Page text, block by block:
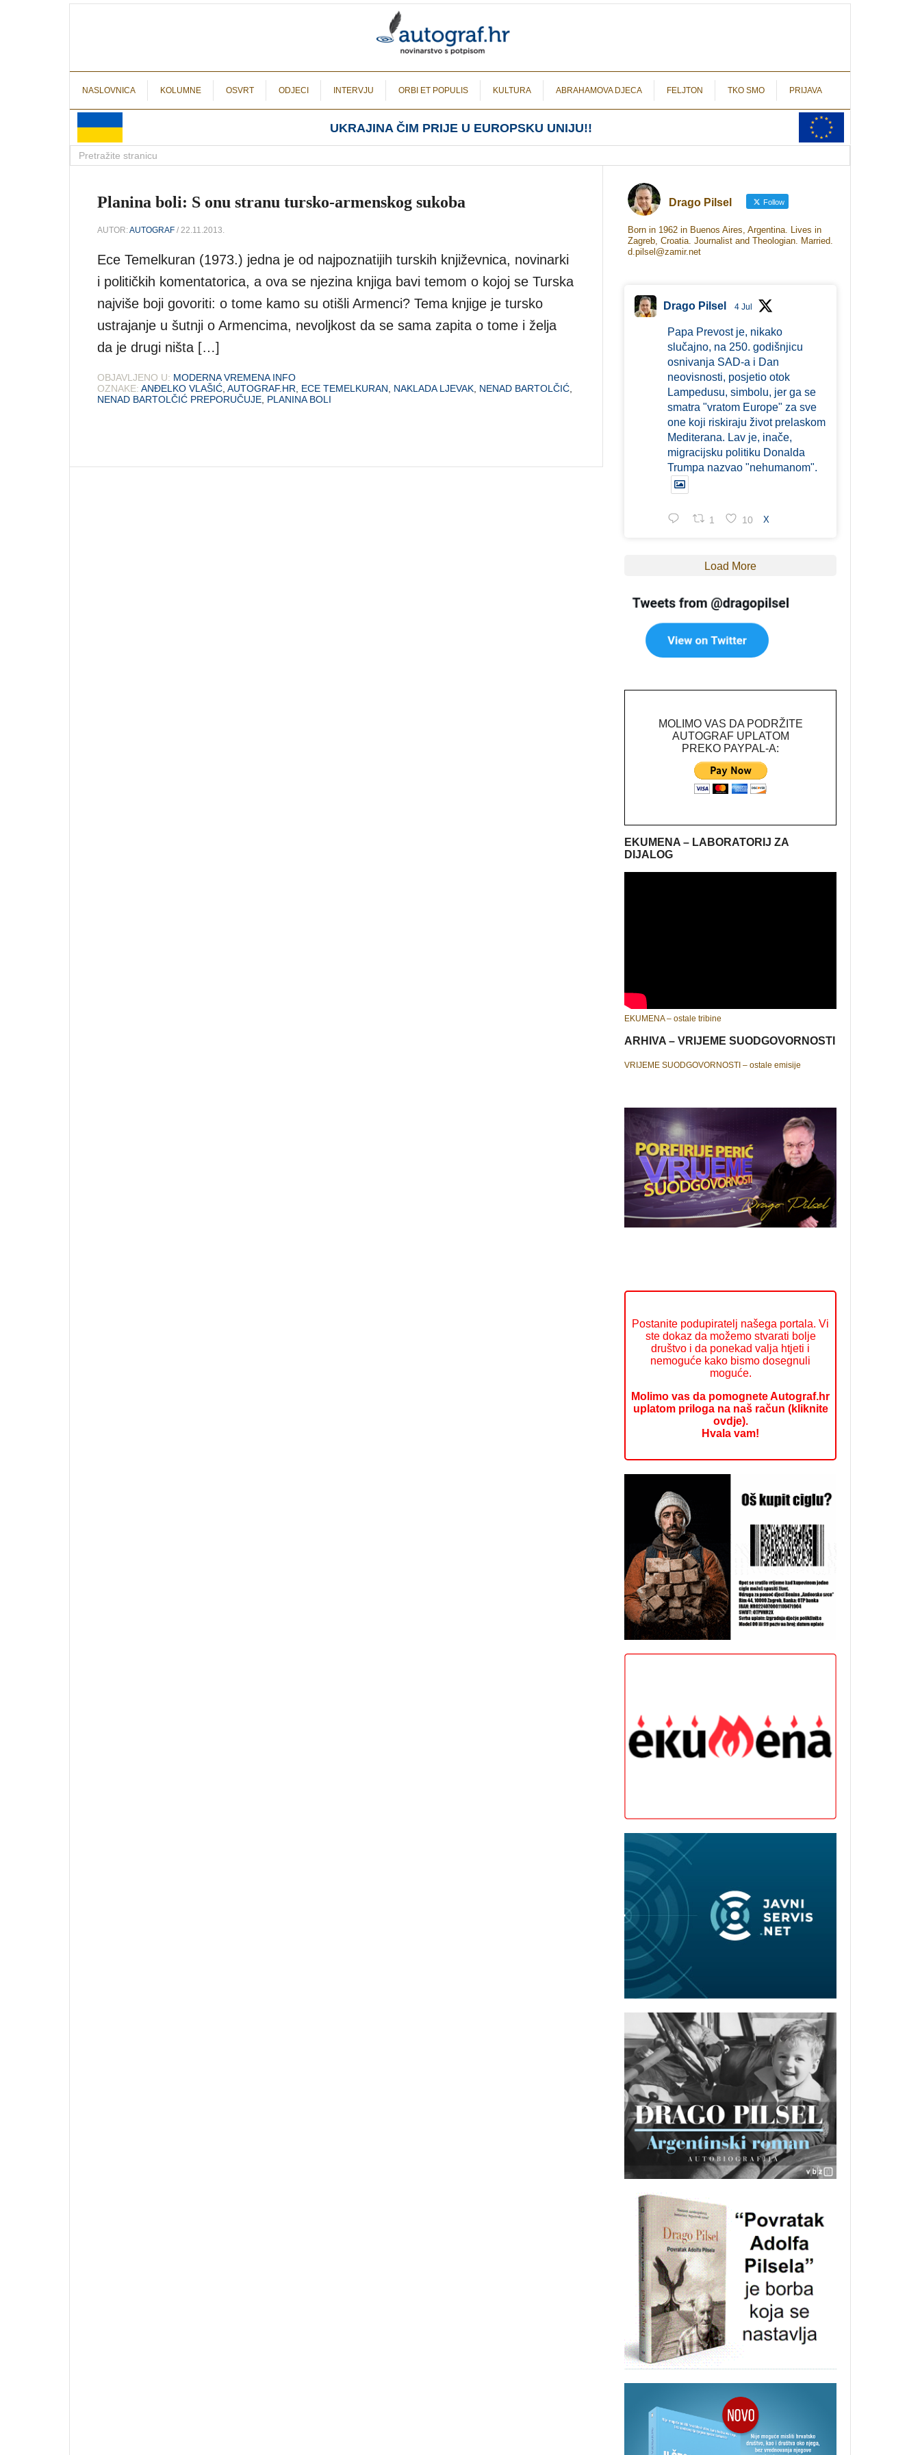
NASLOVNICA KOLUMNE OSVRT ODJECI INTERVJU ORBI ET POPULIS KULTURA ABRAHAMOVA DJECA FELJTON TKO SMO PRIJAVA
UKRAJINA ČIM PRIJE U EUROPSKU UNIJU!!
Planina boli: S onu stranu tursko-armenskog sukoba
AUTOR:AUTOGRAF / 22.11.2013.
Ece Temelkuran (1973.) jedna je od najpoznatijih turskih književnica, novinarki
i političkih komentatorica, a ova se njezina knjiga bavi temom o kojoj se Turska
najviše boji govoriti: o tome kamo su otišli Armenci? Tema knjige je tursko
ustrajanje u šutnji o Armencima, nevoljkost da se sama zapita o tome i želja
da je drugi ništa […]
OBJAVLJENO U: MODERNA VREMENA INFO
OZNAKE: ANĐELKO VLAŠIĆ AUTOGRAF.HR ECE TEMELKURAN NAKLADA LJEVAK NENAD BARTOLČIĆ
NENAD BARTOLČIĆ PREPORUČUJE PLANINA BOLI
Drago Pilsel Follow
Born in 1962 in Buenos Aires, Argentina. Lives in
Zagreb, Croatia. Journalist and Theologian. Married.
d.pilsel@zamir.net
Drago Pilsel 4 Jul
Papa Prevost je, nikako
slučajno, na 250. godišnjicu
osnivanja SAD-a i Dan
neovisnosti, posjetio otok
Lampedusu, simbolu, jer ga se
smatra "vratom Europe" za sve
one koji riskiraju život prelaskom
Mediterana. Lav je, inače,
migracijsku politiku Donalda
Trumpa nazvao "nehumanom".
1 10 X
Load More
MOLIMO VAS DA PODRŽITE
AUTOGRAF UPLATOM
PREKO PAYPAL-A:
EKUMENA – LABORATORIJ ZA
DIJALOG
EKUMENA – ostale tribine
ARHIVA – VRIJEME SUODGOVORNOSTI
VRIJEME SUODGOVORNOSTI – ostale emisije
Postanite podupiratelj našega portala. Vi
ste dokaz da možemo stvarati bolje
društvo i da ponekad valja htjeti i
nemoguće kako bismo dosegnuli
moguće.
Molimo vas da pomognete Autograf.hr
uplatom priloga na naš račun (kliknite
ovdje).
Hvala vam!